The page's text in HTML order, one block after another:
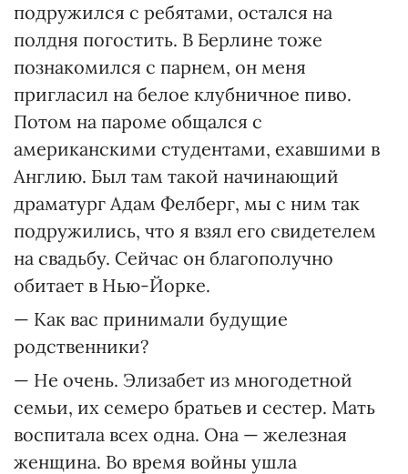
подружился с ребятами, остался на
полдня погостить. В Берлине тоже
познакомился с парнем, он меня
пригласил на белое клубничное пиво.
Потом на пароме общался с
американскими студентами, ехавшими в
Англию. Был там такой начинающий
драматург Адам Фелберг, мы с ним так
подружились, что я взял его свидетелем
на свадьбу. Сейчас он благополучно
обитает в Нью-Йорке.
— Как вас принимали будущие
родственники?
— Не очень. Элизабет из многодетной
семьи, их семеро братьев и сестер. Мать
воспитала всех одна. Она — железная
женщина. Во время войны ушла